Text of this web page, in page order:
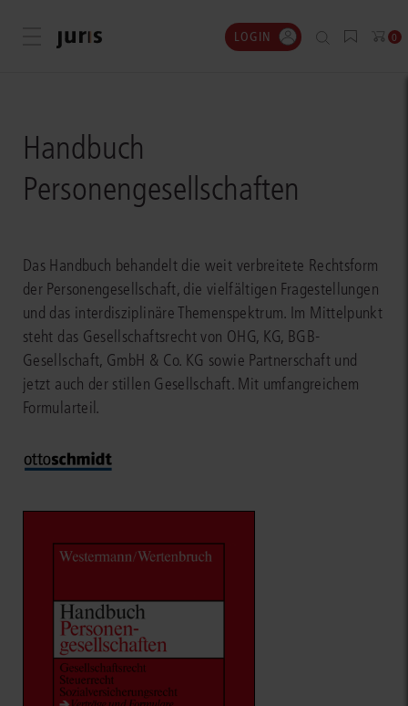
Menü öffnen LOGIN 0
Handbuch
Personengesellschaften
Das Handbuch behandelt die weit verbreitete Rechtsform
der Personengesellschaft, die vielfältigen Fragestellungen
und das interdisziplinäre Themenspektrum. Im Mittelpunkt
steht das Gesellschaftsrecht von OHG, KG, BGB-
Gesellschaft, GmbH & Co. KG sowie Partnerschaft und
jetzt auch der stillen Gesellschaft. Mit umfangreichem
Formularteil.